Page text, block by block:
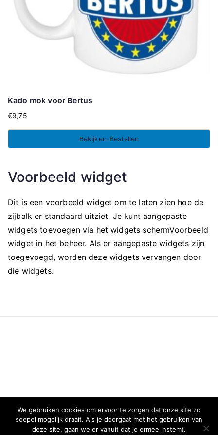
Kado mok voor Bertus
€9,75
Bekijken-Bestellen
Voorbeeld widget
Dit is een voorbeeld widget om te laten zien hoe de
zijbalk er standaard uitziet. Je kunt aangepaste
widgets toevoegen via het widgets schermVoorbeeld
widget in het beheer. Als er aangepaste widgets zijn
toegevoegd, worden deze widgets vervangen door
die widgets.
We gebruiken cookies om ervoor te zorgen dat onze site zo
soepel mogelijk draait. Als je doorgaat met het gebruiken van
deze site, gaan we er vanuit dat je ermee instemt.